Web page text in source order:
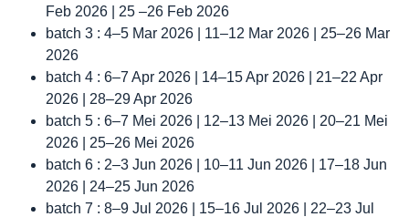
Feb 2026 | 25 –26 Feb 2026
batch 3 : 4–5 Mar 2026 | 11–12 Mar 2026 | 25–26 Mar
2026
batch 4 : 6–7 Apr 2026 | 14–15 Apr 2026 | 21–22 Apr
2026 | 28–29 Apr 2026
batch 5 : 6–7 Mei 2026 | 12–13 Mei 2026 | 20–21 Mei
2026 | 25–26 Mei 2026
batch 6 : 2–3 Jun 2026 | 10–11 Jun 2026 | 17–18 Jun
2026 | 24–25 Jun 2026
batch 7 : 8–9 Jul 2026 | 15–16 Jul 2026 | 22–23 Jul